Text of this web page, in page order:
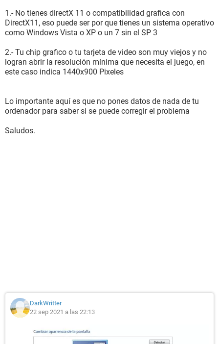
1.- No tienes directX 11 o compatibilidad grafica con
DirectX11, eso puede ser por que tienes un sistema operativo
como Windows Vista o XP o un 7 sin el SP 3
2.- Tu chip grafico o tu tarjeta de video son muy viejos y no
logran abrir la resolución mínima que necesita el juego, en
este caso indica 1440x900 Pixeles
Lo importante aquí es que no pones datos de nada de tu
ordenador para saber si se puede corregir el problema
Saludos.
DarkWritter
22 sep 2021 a las 22:13